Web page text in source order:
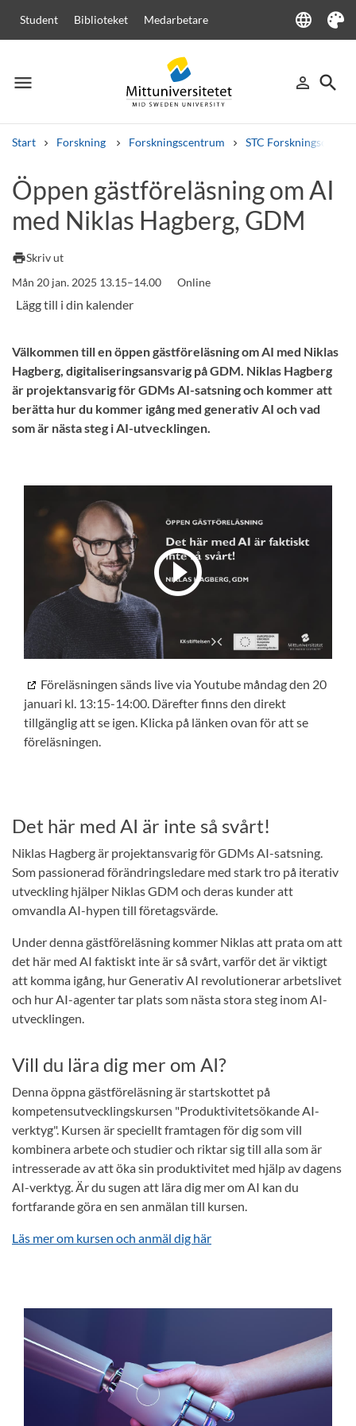
Student Biblioteket Medarbetare language
Language
Tema
menu
Meny person_outline
Logga in
search
Sök
Start Forskning Forskningscentrum STC Forskningscenter
Sök
Andra söktjänster
Kurser och program KursplanerVälkomstbrev
Personal
Öppen gästföreläsning om AI
med Niklas Hagberg, GDM
printSkriv ut
Mån 20 jan. 2025 13.15–14.00
Online
Välkommen till en öppen gästföreläsning om AI med Niklas
Hagberg, digitaliseringsansvarig på GDM. Niklas Hagberg
är projektansvarig för GDMs AI-satsning och kommer att
berätta hur du kommer igång med generativ AI och vad
som är nästa steg i AI-utvecklingen.
Föreläsningen sänds live via Youtube måndag den 20
januari kl. 13:15-14:00. Därefter finns den direkt
tillgänglig att se igen. Klicka på länken ovan för att se
föreläsningen.
Det här med AI är inte så svårt!
Niklas Hagberg är projektansvarig för GDMs AI-satsning.
Som passionerad förändringsledare med stark tro på iterativ
utveckling hjälper Niklas GDM och deras kunder att
omvandla AI-hypen till företagsvärde.
Under denna gästföreläsning kommer Niklas att prata om att
det här med AI faktiskt inte är så svårt, varför det är viktigt
att komma igång, hur Generativ AI revolutionerar arbetslivet
och hur AI-agenter tar plats som nästa stora steg inom AI-
utvecklingen.
Vill du lära dig mer om AI?
Denna öppna gästföreläsning är startskottet på
kompetensutvecklingskursen "Produktivitetsökande AI-
verktyg". Kursen är speciellt framtagen för dig som vill
kombinera arbete och studier och riktar sig till alla som är
intresserade av att öka sin produktivitet med hjälp av dagens
AI-verktyg. Är du sugen att lära dig mer om AI kan du
fortfarande göra en sen anmälan till kursen.
Läs mer om kursen och anmäl dig här